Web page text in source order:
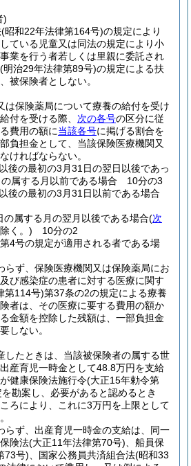
)
(昭和22年法律第164号)の規定により
ている児童又は同法の規定により小
業を行う者若しくは里親に委託され
(明治29年法律第89号)の規定による扶
被保険者としない。
は保険薬局について療養の給付を受け
付を受ける際、 次の各号の区分に従
費用の額に当該各号に掲げる割合を
負担金として、当該保険医療機関又
ければならない。
後の最初の3月31日の翌日以後であっ
属する月以前である場合 10分の3
後の最初の3月31日以前である場合
の属する月の翌月以後である場合(次
く。) 10分の2
4号の規定が適用される者である場
らず、保険医療機関又は保険薬局にお
び感染症の患者に対する医療に関す
第114号)第37条の2の規定による療養
者は、その医療に要する費用の額か
金額を控除した残額は、一部負担金
しない。
したときは、当該被保険者の属する世
産育児一時金として48.8万円を支給
健康保険法施行令(大正15年勅令第
勘案し、必要があると認めるとき
ろにより、これに3万円を上限として
らず、出産育児一時金の支給は、同一
険法(大正11年法律第70号) 、船員保
73号) 、国家公務員共済組合法(昭和33